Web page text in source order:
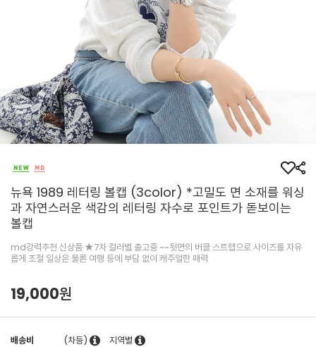
뉴욕 1989 레터링 볼캡 (3color) *고밀도 면 소재를 워싱
과 자연스러운 색감의 레터링 자수로 포인트가 돋보이는
볼캡
md강력추천 신상품 ★7차 컬러별 출고중 ~~뒷면의 버클 스트랩으로 사이즈를 자유
롭게 조절 일상은 물론 여행 등에 부담 없이 캐주얼한 매력
19,000원
배송비 (차등) 지역별